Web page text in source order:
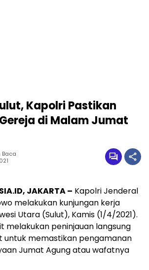
Kapolri Pastikan
di Malam Jumat
Baca
JAKARTA – Kapolri Jenderal
melakukan kunjungan kerja
Utara (Sulut), Kamis (1/4/2021).
melakukan peninjauan langsung
untuk memastikan pengamanan
Jumat Agung atau wafatnya